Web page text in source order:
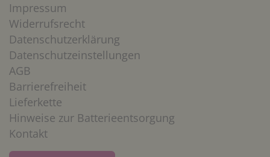
Impressum
Widerrufsrecht
Datenschutzerklärung
Datenschutzeinstellungen
AGB
Barrierefreiheit
Lieferkette
Hinweise zur Batterieentsorgung
Kontakt